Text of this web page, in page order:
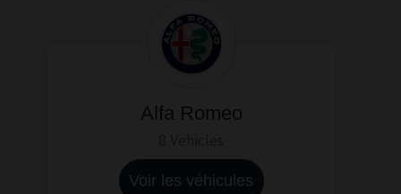
Alfa Romeo
Voir les véhicules